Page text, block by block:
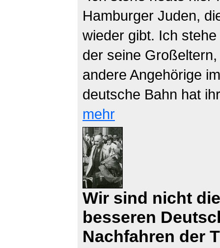
Hamburger Juden,
wieder gibt. Ich
der seine
andere Angehörige
deutsche Bahn hat
mehr
Wir sind nicht
besseren
Nachfahren der